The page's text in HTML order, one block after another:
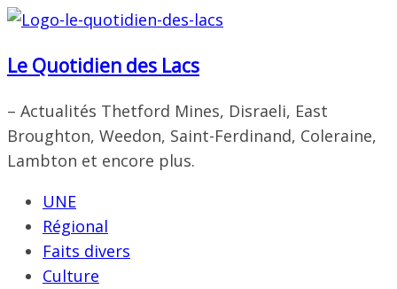
Passer
contenu
Le Quotidien des Lacs
– Actualités Thetford Mines, Disraeli, East
Broughton, Weedon, Saint-Ferdinand, Coleraine,
Lambton et encore plus.
UNE
Régional
Faits divers
Culture